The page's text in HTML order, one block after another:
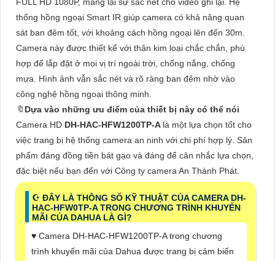
thống hồng ngoại Smart IR giúp camera có khả năng quan
sát ban đêm tốt, với khoảng cách hồng ngoại lên đến 30m.
Camera này được thiết kế với thân kim loại chắc chắn, phù
hợp để lắp đặt ở mọi vị trí ngoài trời, chống nắng, chống
mưa. Hình ảnh vẫn sắc nét và rõ ràng ban đêm nhờ vào
công nghệ hồng ngoại thông minh.
🔖 Dựa vào những ưu điểm của thiết bị này có thể nói
Camera HD DH-HAC-HFW1200TP-A là một lựa chọn tốt cho
việc trang bị hệ thống camera an ninh với chi phí hợp lý. Sản
phẩm đáng đồng tiền bát gạo và đáng để cân nhắc lựa chọn,
đặc biệt nếu bạn đến với Công ty camera An Thành Phát.
☪ ĐÂY LÀ THÔNG SỐ KỸ THUẬT CỦA CAMERA DH-
HAC-HFW0TP-A TRONG CHƯƠNG TRÌNH KHUYẾN
MÃI CỦA DAHUA LÀ GÌ?
♥️ Camera DH-HAC-HFW1200TP-A trong chương
trình khuyến mãi của Dahua được trang bị cảm biến